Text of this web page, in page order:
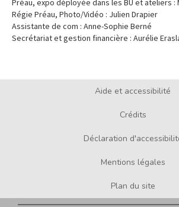
Régie Préau, Photo/Vidéo : Julien Drapier
Assistante de com : Anne-Sophie Berné
Secrétariat et gestion financière : Aurélie
Aide et accessibilité
Crédits
Déclaration
Mentions légales
Plan du site